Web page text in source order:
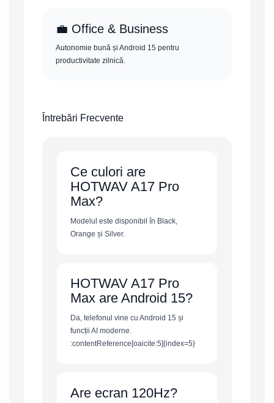
💼 Office & Business
Autonomie bună și Android 15 pentru
productivitate zilnică.
Întrebări Frecvente
Ce culori are
HOTWAV A17 Pro
Max?
Modelul este disponibil în Black,
Orange și Silver.
HOTWAV A17 Pro
Max are Android 15?
Da, telefonul vine cu Android 15 și
funcții AI moderne.
:contentReference[oaicite:5]{index=5}
Are ecran 120Hz?